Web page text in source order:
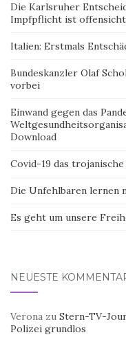
Die Karlsruher
Impfpflicht ist
Italien: Erstmals
Bundeskanzler Olaf
vorbei
Einwand gegen das
Download
Covid-19 das trojanische
Die Unfehlbaren lernen
Es geht um unsere
NEUESTE
Verona zu Stern-TV-
Polizei grundlos